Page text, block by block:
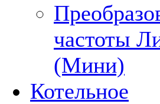
частоты
(Мини)
Котельное